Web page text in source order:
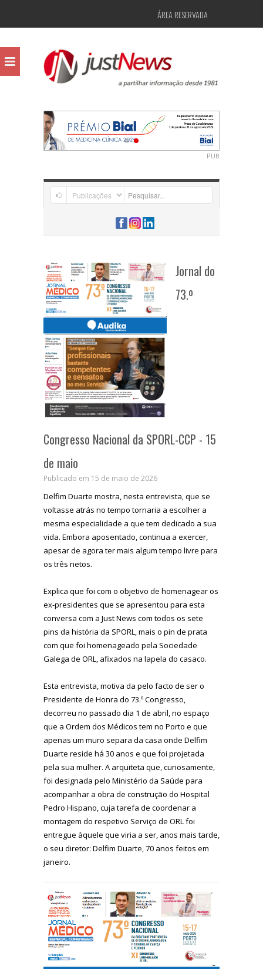
ÁREA RESERVADA
PUB
Jornal do
73.º
Congresso Nacional da SPORL-CCP - 15
de maio
Publicado em 15 de maio de 2026
Delfim Duarte mostra, nesta entrevista, que se
voltasse atrás no tempo tornaria a escolher a
mesma especialidade a que tem dedicado a sua
vida. Embora aposentado, continua a exercer,
apesar de agora ter mais algum tempo livre para
os três netos.
Explica que foi com o objetivo de homenagear os
ex-presidentes que se apresentou para esta
conversa com a Just News com todos os sete
pins da história da SPORL, mais o pin de prata
com que foi homenageado pela Sociedade
Galega de ORL, afixados na lapela do casaco.
Esta entrevista, motiva da pelo facto de ser o
Presidente de Honra do 73.º Congresso,
decorreu no passado dia 1 de abril, no espaço
que a Ordem dos Médicos tem no Porto e que
apenas um muro separa da casa onde Delfim
Duarte reside há 30 anos e que foi projetada
pela sua mulher. A arquiteta que, curiosamente,
foi designada pelo Ministério da Saúde para
acompanhar a obra de construção do Hospital
Pedro Hispano, cuja tarefa de coordenar a
montagem do respetivo Serviço de ORL foi
entregue àquele que viria a ser, anos mais tarde,
o seu diretor: Delfim Duarte, 70 anos feitos em
janeiro.